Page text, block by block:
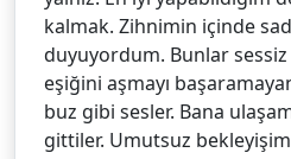
kalmak. Zihnimin içinde
duyuyordum. Bunlar
eşiğini aşmayı
buz gibi sesler. Bana
gittiler. Umutsuz